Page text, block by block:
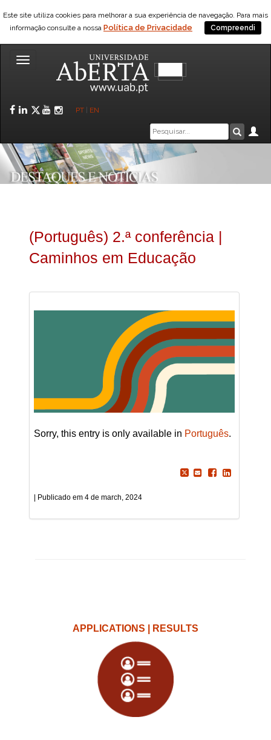
Este site utiliza cookies para melhorar a sua experiência de navegação. Para mais
informação consulte a nossa Política de Privacidade Compreendi
Toggle
Facebook
LinkedIn
Twitter
YouTube
Instagram
PT EN
Caixa
de
pesquisa
(Português) 2.ª conferência |
Caminhos em Educação
Sorry, this entry is only available in Português.
4 de march, 2024
APPLICATIONS | RESULTS